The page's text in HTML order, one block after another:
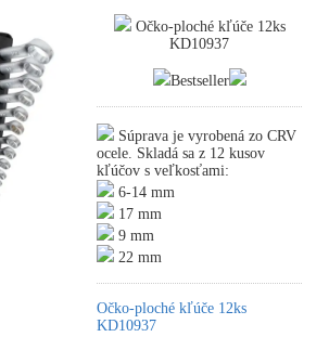
Očko-ploché kľúče 12ks
KD10937
Bestseller
Súprava je vyrobená zo CRV
ocele. Skladá sa z 12 kusov
kľúčov s veľkosťami:
6-14 mm
17 mm
9 mm
22 mm
Očko-ploché kľúče 12ks
KD10937